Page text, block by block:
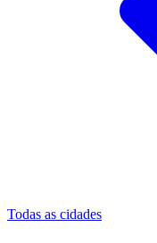
Todas as cidades